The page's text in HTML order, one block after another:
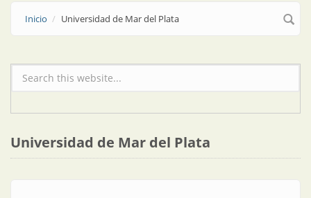
Inicio Universidad de Mar del Plata
Formulario de búsqueda
Universidad de Mar del Plata